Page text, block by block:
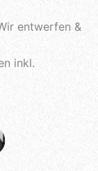
entwerfen &
inkl.